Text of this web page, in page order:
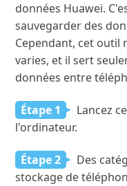
données Huawei.
sauvegarder des
Cependant, cet outil
varies, et il sert
données entre
Étape 1
Lancez
l'ordinateur.
Étape 2
Des
stockage de